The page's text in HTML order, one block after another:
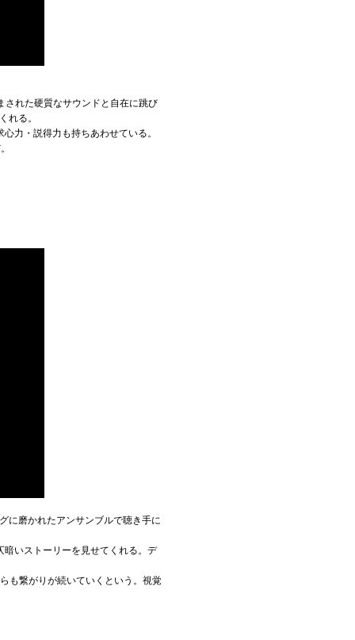
された硬質なサウンドと自在に跳び
れる。
力・説得力も持ちあわせている。
に磨かれたアンサンブルで聴き手に
いストーリーを見せてくれる。デ
も繋がりが続いていくという。視覚